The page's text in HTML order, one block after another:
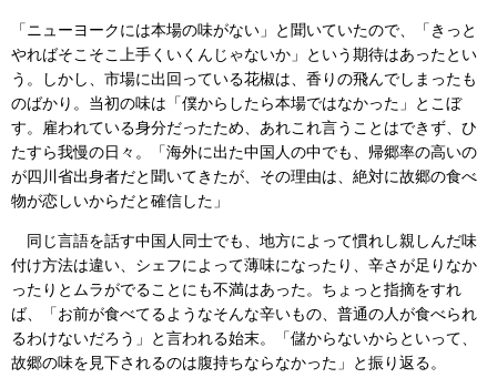
「ニューヨークには本場の味がない」と聞いていたので、「きっと
やればそこそこ上手くいくんじゃないか」という期待はあったとい
う。しかし、市場に出回っている花椒は、香りの飛んでしまったも
のばかり。当初の味は「僕からしたら本場ではなかった」とこぼ
す。雇われている身分だったため、あれこれ言うことはできず、ひ
たすら我慢の日々。「海外に出た中国人の中でも、帰郷率の高いの
が四川省出身者だと聞いてきたが、その理由は、絶対に故郷の食べ
物が恋しいからだと確信した」
同じ言語を話す中国人同士でも、地方によって慣れし親しんだ味
付け方法は違い、シェフによって薄味になったり、辛さが足りなか
ったりとムラがでることにも不満はあった。ちょっと指摘をすれ
ば、「お前が食べてるようなそんな辛いもの、普通の人が食べられ
るわけないだろう」と言われる始末。「儲からないからといって、
故郷の味を見下されるのは腹持ちならなかった」と振り返る。